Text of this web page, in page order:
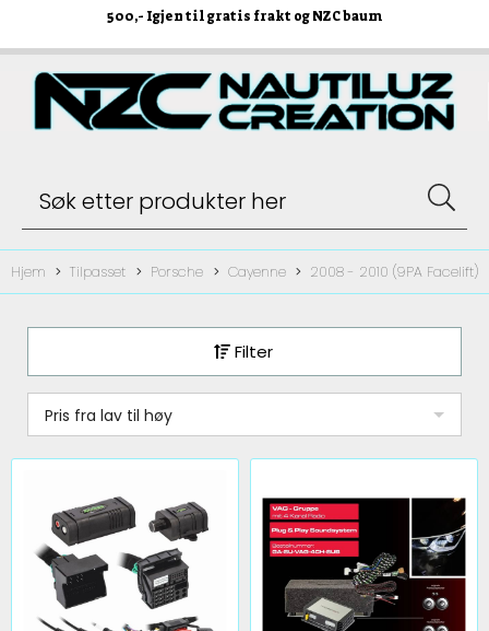
500,- Igjen til gratis frakt og NZC baum
Hjem Tilpasset Porsche Cayenne 2008 - 2010 (9PA Facelift)
Filter
Pris fra lav til høy